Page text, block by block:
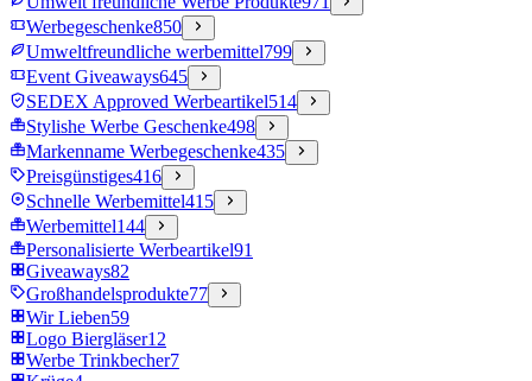
Werbegeschenke850
Umweltfreundliche werbemittel799
Event Giveaways645
SEDEX Approved Werbeartikel514
Stylishe Werbe Geschenke498
Markenname Werbegeschenke435
Preisgünstiges416
Schnelle Werbemittel415
Werbemittel144
Personalisierte Werbeartikel91
Giveaways82
Großhandelsprodukte77
Wir Lieben59
Logo Biergläser12
Werbe Trinkbecher7